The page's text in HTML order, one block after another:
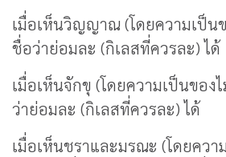
เมื่อเห็นวิญญาณ (โดยความเป็น
ชื่อว่าย่อมละ (กิเลสที่ควรละ) ได้
เมื่อเห็นจักขุ (โดยความเป็นของ
ว่าย่อมละ (กิเลสที่ควรละ) ได้
เมื่อเห็นชราและมรณะ (โดยควา